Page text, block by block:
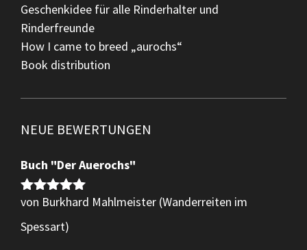
Geschenkidee für alle Rinderhalter und
Rinderfreunde
How I came to breed „aurochs“
Book distribution
NEUE BEWERTUNGEN
Buch "Der Auerochs"
Bewertet
von Burkhard Mahlmeister (Wanderreiten im
Spessart)